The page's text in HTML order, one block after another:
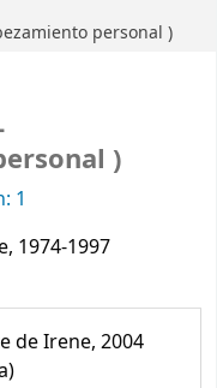
personal )
)
1
1974-1997
de Irene, 2004